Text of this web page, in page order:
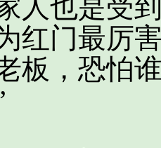
人也是受
红门最厉
板，恐怕